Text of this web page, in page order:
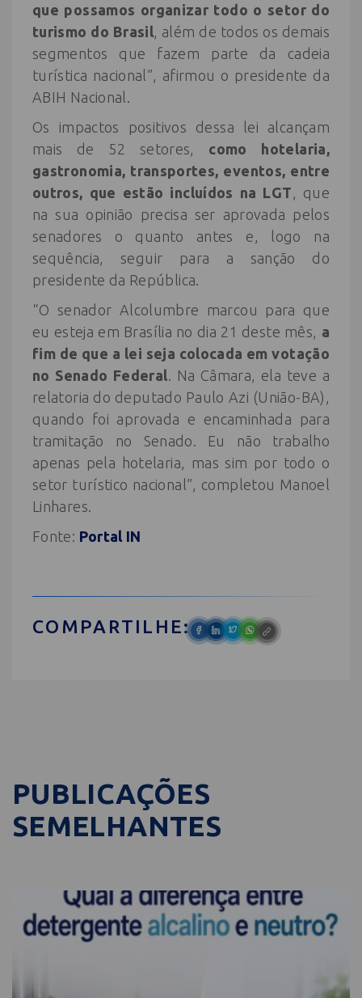
que possamos organizar todo o setor do
turismo do Brasil, além de todos os demais
segmentos que fazem parte da cadeia
turística nacional”, afirmou o presidente da
ABIH Nacional.
Os impactos positivos dessa lei alcançam
mais de 52 setores,
como hotelaria,
gastronomia, transportes, eventos, entre
outros, que estão incluídos na LGT , que
na sua opinião precisa ser aprovada pelos
senadores o quanto antes e, logo na
sequência, seguir para a sanção do
presidente da República.
“O senador Alcolumbre marcou para que
eu esteja em Brasília no dia 21 deste mês, a
fim de que a lei seja colocada em votação
no Senado Federal . Na Câmara, ela teve a
relatoria do deputado Paulo Azi (União-BA),
quando foi aprovada e encaminhada para
tramitação no Senado. Eu não trabalho
apenas pela hotelaria, mas sim por todo o
setor turístico nacional”, completou Manoel
Linhares.
Fonte: Portal IN
COMPARTILHE:
PUBLICAÇÕES
SEMELHANTES